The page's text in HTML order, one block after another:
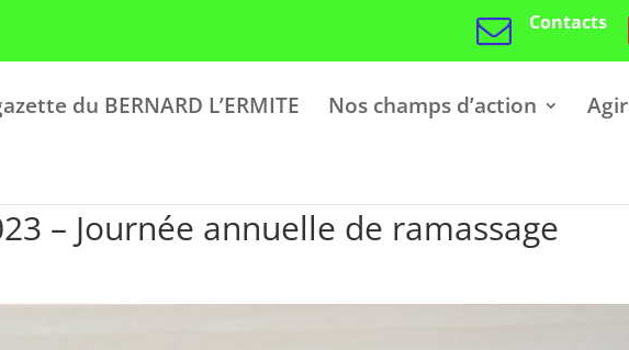
Contacts
du BERNARD L’ERMITE Nos champs d’action Agir
– Journée annuelle de ramassage